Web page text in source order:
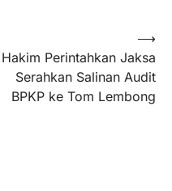
Hakim Perintahkan Jaksa
Serahkan Salinan Audit
BPKP ke Tom Lembong
⟶